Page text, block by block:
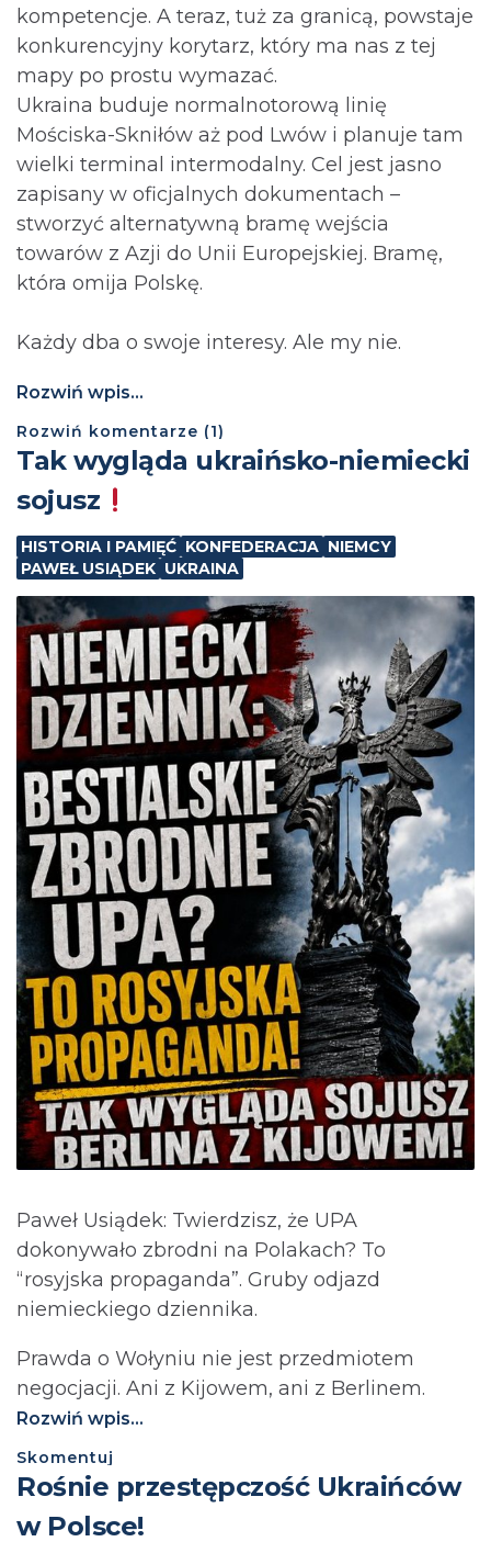
kompetencje. A teraz, tuż za granicą, powstaje
konkurencyjny korytarz, który ma nas z tej
mapy po prostu wymazać.
Ukraina buduje normalnotorową linię
Mościska-Skniłów aż pod Lwów i planuje tam
wielki terminal intermodalny. Cel jest jasno
zapisany w oficjalnych dokumentach –
stworzyć alternatywną bramę wejścia
towarów z Azji do Unii Europejskiej. Bramę,
która omija Polskę.
Każdy dba o swoje interesy. Ale my nie.
Rozwiń wpis...
Rozwiń komentarze (1)
Tak wygląda ukraińsko-niemiecki
sojusz
HISTORIA I PAMIĘĆ KONFEDERACJA NIEMCY
PAWEŁ USIĄDEK UKRAINA
Paweł Usiądek: Twierdzisz, że UPA
dokonywało zbrodni na Polakach? To
“rosyjska propaganda”. Gruby odjazd
niemieckiego dziennika.
Prawda o Wołyniu nie jest przedmiotem
negocjacji. Ani z Kijowem, ani z Berlinem.⁩
Rozwiń wpis...
Skomentuj
Rośnie przestępczość Ukraińców
w Polsce!